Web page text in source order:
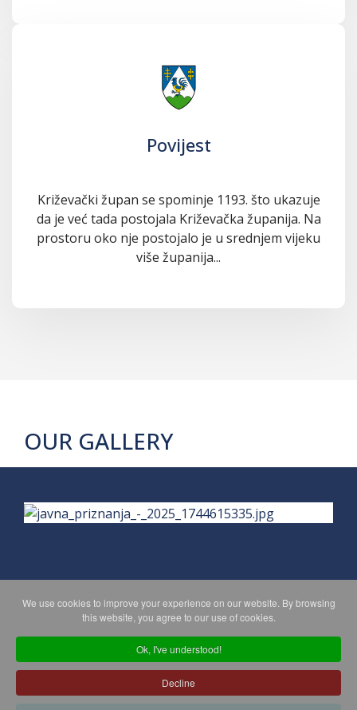
Povijest
Križevački župan se spominje 1193. što ukazuje
da je već tada postojala Križevačka županija. Na
prostoru oko nje postojalo je u srednjem vijeku
više županija...
OUR GALLERY
PRIVACY POLICY MAPA WEBA
Copyright © 2026 Koprivničko - križevačka županija. All Rights
Reserved.
We use cookies to improve your experience on our website. By browsing
this website, you agree to our use of cookies.
Ok, I've understood!
Decline